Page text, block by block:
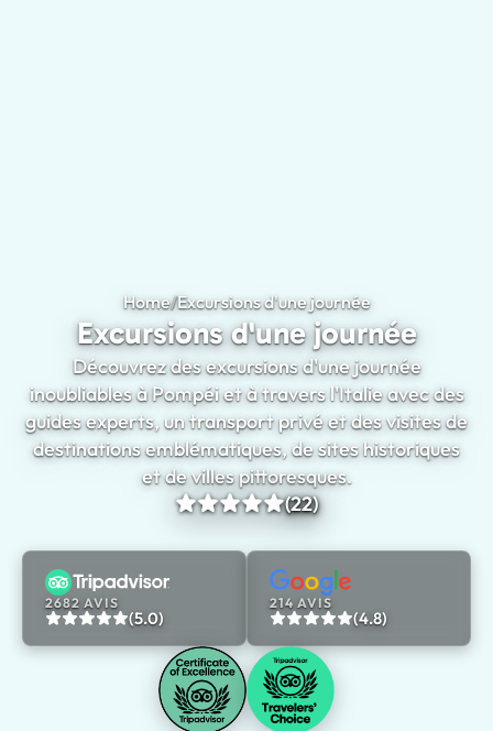
Home/Excursions d'une journée
Excursions d'une journée
Découvrez des excursions d'une journée
inoubliables à Pompéi et à travers l'Italie avec des
guides experts, un transport privé et des visites de
destinations emblématiques, de sites historiques
et de villes pittoresques.
(22)
2682 AVIS
(5.0)
214 AVIS
(4.8)